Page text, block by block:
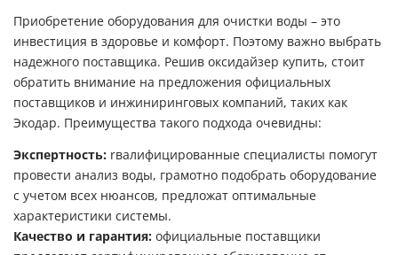
Приобретение оборудования для очистки воды – это
инвестиция в здоровье и комфорт. Поэтому важно выбрать
надежного поставщика. Решив оксидайзер купить, стоит
обратить внимание на предложения официальных
поставщиков и инжиниринговых компаний, таких как
Экодар. Преимущества такого подхода очевидны:
Экспертность: rвалифицированные специалисты помогут
провести анализ воды, грамотно подобрать оборудование
с учетом всех нюансов, предложат оптимальные
характеристики системы.
Качество и гарантия: официальные поставщики